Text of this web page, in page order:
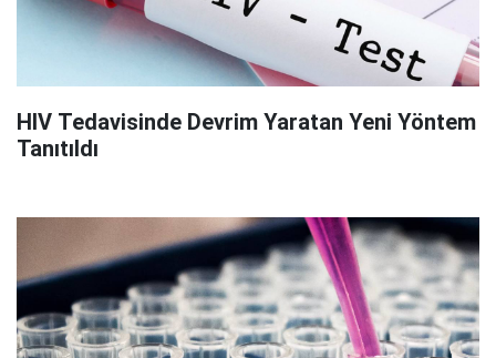
HIV Tedavisinde Devrim Yaratan Yeni Yöntem
Tanıtıldı